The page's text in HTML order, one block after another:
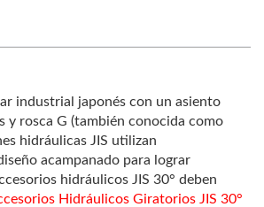
industrial japonés con un asiento
y rosca G (también conocida como
hidráulicas JIS utilizan
acampanado para lograr
hidráulicos JIS 30° deben
Hidráulicos Giratorios JIS 30°